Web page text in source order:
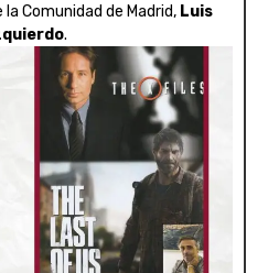
Comunidad de Madrid, Luis
.